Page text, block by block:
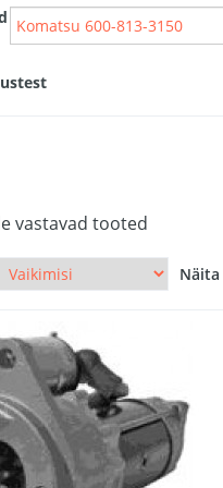
vastavad tooted
Näita